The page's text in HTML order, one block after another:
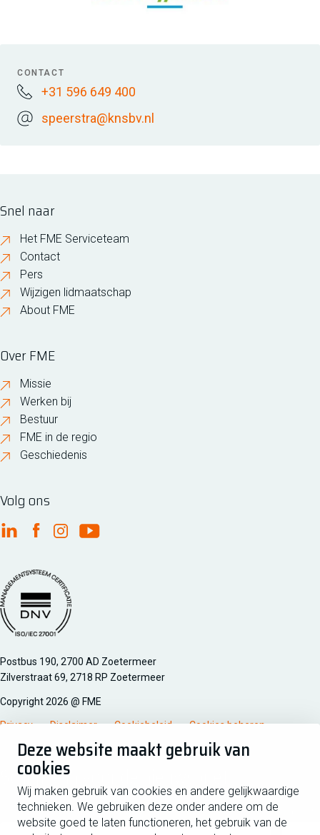
Deze website maakt gebruik van
cookies
Wij maken gebruik van cookies en andere gelijkwaardige
technieken. We gebruiken deze onder andere om de
website goed te laten functioneren, het gebruik van de
CONTACT
+31 596 649 400
speerstra@knsbv.nl
Snel naar
Het FME Serviceteam
Contact
Pers
Wijzigen lidmaatschap
About FME
Over FME
Missie
Werken bij
Bestuur
FME in de regio
Geschiedenis
Volg ons
FME Linkedin
FME Facebook
FME Instagram
FME Youtube
Managementsyteem certificatie DNV iso/iec 27001
Postbus 190, 2700 AD Zoetermeer
Zilverstraat 69, 2718 RP Zoetermeer
Copyright 2026 @ FME
Privacy Disclaimer Cookiebeleid Cookies beheren
Schrijf je in voor de nieuwsbrief
Voornaam